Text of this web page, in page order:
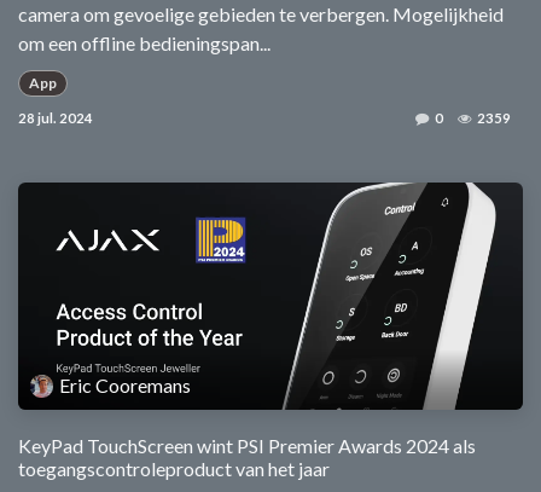
camera om gevoelige gebieden te verbergen. Mogelijkheid
om een offline bedieningspan...
App
28 jul. 2024 0 2359
Eric Cooremans
KeyPad TouchScreen wint PSI Premier Awards 2024 als
toegangscontroleproduct van het jaar